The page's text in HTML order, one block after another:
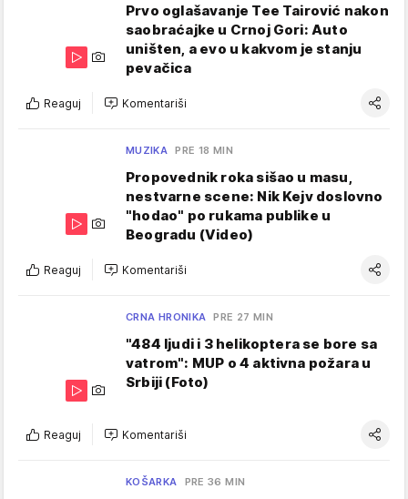
Prvo oglašavanje Tee Tairović nakon
saobraćajke u Crnoj Gori: Auto
uništen, a evo u kakvom je stanju
pevačica
Reaguj Komentariši
MUZIKA PRE 18 MIN
Propovednik roka sišao u masu,
nestvarne scene: Nik Kejv doslovno
"hodao" po rukama publike u
Beogradu (Video)
Reaguj Komentariši
CRNA HRONIKA PRE 27 MIN
"484 ljudi i 3 helikoptera se bore sa
vatrom": MUP o 4 aktivna požara u
Srbiji (Foto)
Reaguj Komentariši
KOŠARKA PRE 36 MIN